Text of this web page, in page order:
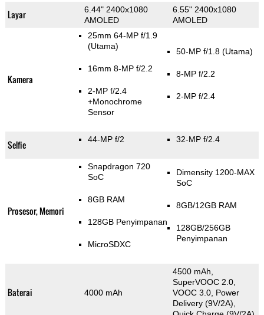
Layar
6.44" 2400x1080
AMOLED
6.55" 2400x1080
AMOLED
Kamera
25mm 64-MP f/1.9
(Utama)
16mm 8-MP f/2.2
2-MP f/2.4
+Monochrome
Sensor
50-MP f/1.8 (Utama)
8-MP f/2.2
2-MP f/2.4
Selfie 44-MP f/2 32-MP f/2.4
Prosesor, Memori
Snapdragon 720
SoC
8GB RAM
128GB Penyimpanan
MicroSDXC
Dimensity 1200-MAX
SoC
8GB/12GB RAM
128GB/256GB
Penyimpanan
Baterai 4000 mAh
4500 mAh,
SuperVOOC 2.0,
VOOC 3.0, Power
Delivery (9V/2A),